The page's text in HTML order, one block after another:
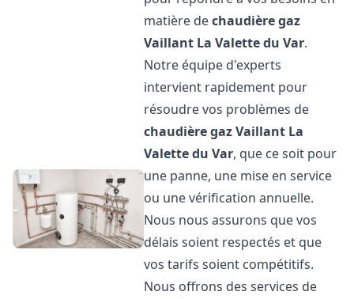
matière dechaudière gaz
Vaillant La Valette du Var.
Notre équipe d'experts
intervient rapidement pour
résoudre vos problèmes de
chaudière gaz Vaillant La
Valette du Var, que ce soit pour
une panne, une mise en service
ou une vérification annuelle.
Nous nous assurons que vos
délais soient respectés et que
vos tarifs soient compétitifs.
Nous offrons des services de